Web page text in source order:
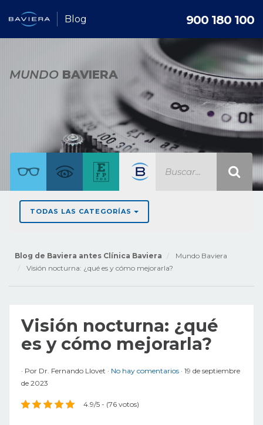
Blog 900 180 100
MUNDO BAVIERA
TODAS LAS CATEGORÍAS
Blog de Baviera antes Clínica Baviera
Mundo Baviera
Visión nocturna: ¿qué es y cómo mejorarla?
Visión nocturna: ¿qué
es y cómo mejorarla?
Por Dr. Fernando Llovet No hay comentarios 19 de septiembre
de 2023
4.9/5 - (76 votos)